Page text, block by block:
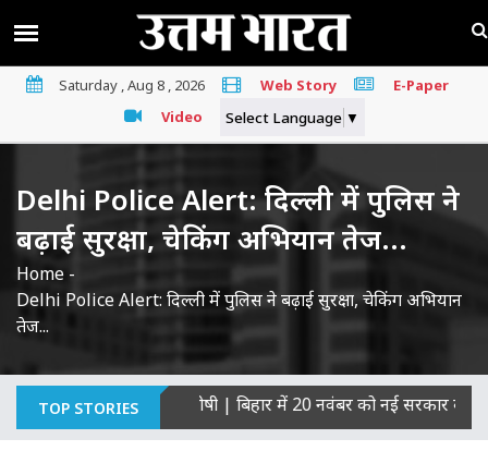
Saturday , Aug 8 , 2026 Web Story
E-Paper
Video
Select Language ▼
Delhi Police Alert: दिल्ली में पुलिस ने
बढ़ाई सुरक्षा, चेकिंग अभियान तेज...
Home -
Delhi Police Alert: दिल्ली में पुलिस ने बढ़ाई सुरक्षा, चेकिंग अभियान
तेज...
TOP STORIES
का माना दोषी बिहार में 20 नवंबर को नई सरकार का शपथ